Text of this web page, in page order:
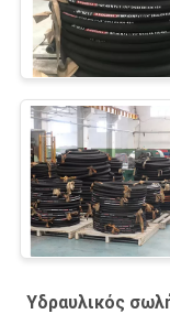
Υδραυλικός